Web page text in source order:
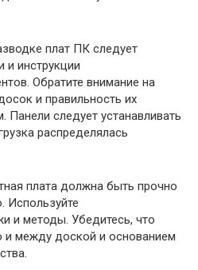
плат ПК следует
инструкции
Обратите внимание на
и правильность их
Панели следует устанавливать
распределялась
плата должна быть прочно
Используйте
и методы. Убедитесь, что
и между доской и основанием